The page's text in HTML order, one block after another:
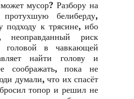
мусор? Разбору на
белиберду,
подходу к трясине, ибо
неоправданный риск
головой в чавкающей
найти голову и
соображать, пока не
думали, что их спасёт
топор и решил не